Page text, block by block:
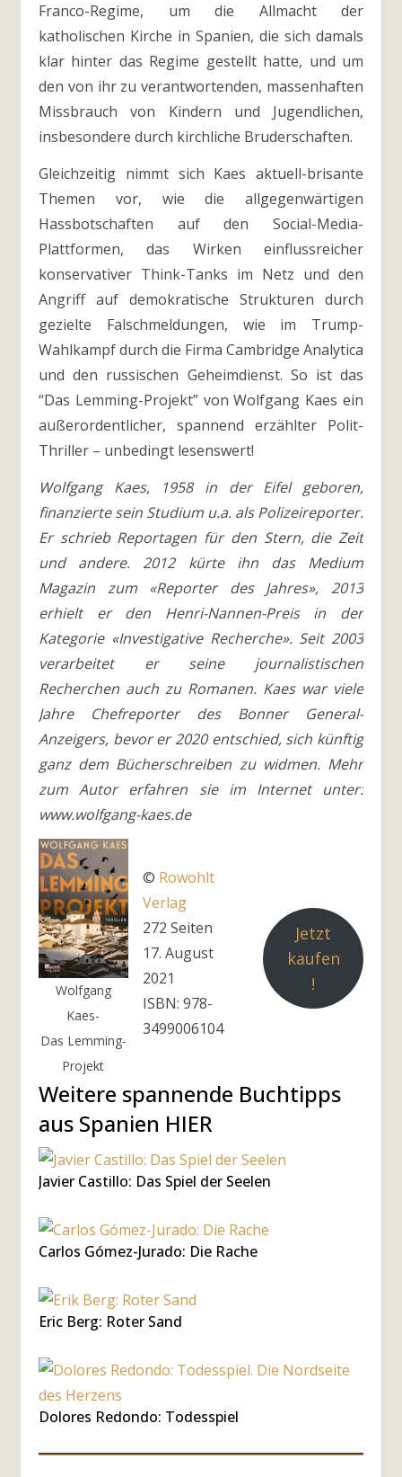
Franco-Regime, um die Allmacht der
katholischen Kirche in Spanien, die sich damals
klar hinter das Regime gestellt hatte, und um
den von ihr zu verantwortenden, massenhaften
Missbrauch von Kindern und Jugendlichen,
insbesondere durch kirchliche Bruderschaften.
Gleichzeitig nimmt sich Kaes aktuell-brisante
Themen vor, wie die allgegenwärtigen
Hassbotschaften auf den Social-Media-
Plattformen, das Wirken einflussreicher
konservativer Think-Tanks im Netz und den
Angriff auf demokratische Strukturen durch
gezielte Falschmeldungen, wie im Trump-
Wahlkampf durch die Firma Cambridge Analytica
und den russischen Geheimdienst. So ist das
“Das Lemming-Projekt” von Wolfgang Kaes ein
außerordentlicher, spannend erzählter Polit-
Thriller – unbedingt lesenswert!
Wolfgang Kaes, 1958 in der Eifel geboren,
finanzierte sein Studium u.a. als Polizeireporter.
Er schrieb Reportagen für den Stern, die Zeit
und andere. 2012 kürte ihn das Medium
Magazin zum «Reporter des Jahres», 2013
erhielt er den Henri-Nannen-Preis in der
Kategorie «Investigative Recherche». Seit 2003
verarbeitet er seine journalistischen
Recherchen auch zu Romanen. Kaes war viele
Jahre Chefreporter des Bonner General-
Anzeigers, bevor er 2020 entschied, sich künftig
ganz dem Bücherschreiben zu widmen. Mehr
zum Autor erfahren sie im Internet unter:
www.wolfgang-kaes.de
Wolfgang
Kaes-
Das Lemming-
Projekt
© Rowohlt
Verlag
272 Seiten
17. August
2021
ISBN: 978-
3499006104
Jetzt
kaufen
!
Weitere spannende Buchtipps
aus Spanien HIER
Javier Castillo: Das Spiel der Seelen
Carlos Gómez-Jurado: Die Rache
Eric Berg: Roter Sand
Dolores Redondo: Todesspiel